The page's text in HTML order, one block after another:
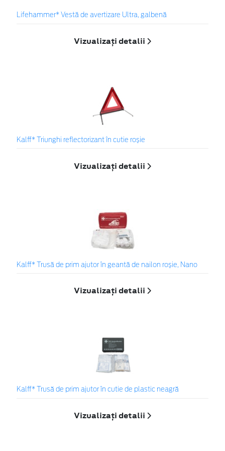
Lifehammer* Vestă de avertizare Ultra, galbenă
Vizualizați detalii
Kalff* Triunghi reflectorizant în cutie roșie
Vizualizați detalii
Kalff* Trusă de prim ajutor în geantă de nailon roșie, Nano
Vizualizați detalii
Kalff* Trusă de prim ajutor în cutie de plastic neagră
Vizualizați detalii